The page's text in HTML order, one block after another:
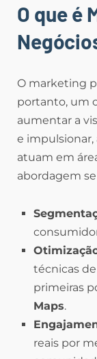
O que é
O marketing
portanto, um
aumentar a
e impulsionar,
atuam em
abordagem
técnicas de
primeiras
Maps.
reais por